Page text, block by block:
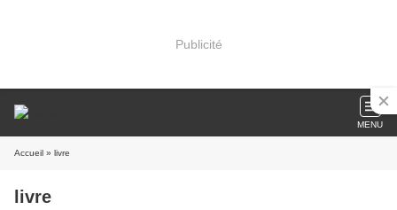
Publicité
MENU
Accueil » livre
livre